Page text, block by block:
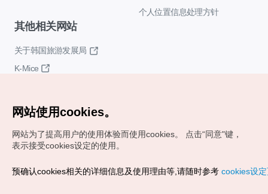
个人位置信息处理方针
其他相关网站
关于韩国旅游发展局
K-Mice
Copyrights (c) 韩国旅游发展局版权所有
网站使用cookies。
网站为了提高用户的使用体验而使用cookies。
点击“同意"键，
表示接受cookies设定的使用。
预确认cookies相关的详细信息及使用理由等,请随时参考 cookies设